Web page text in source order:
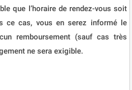
que l’horaire de rendez-vous soit
ce cas, vous en serez informé le
remboursement (sauf cas très
ne sera exigible.